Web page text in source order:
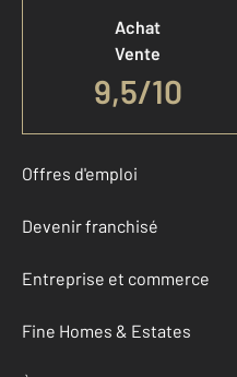
Achat
Vente
9,5/10
Offres d'emploi
Devenir franchisé
Entreprise et commerce
Fine Homes & Estates